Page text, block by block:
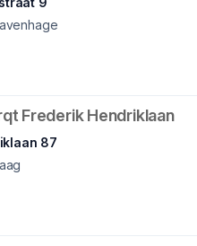
Frederik Hendriklaan
87